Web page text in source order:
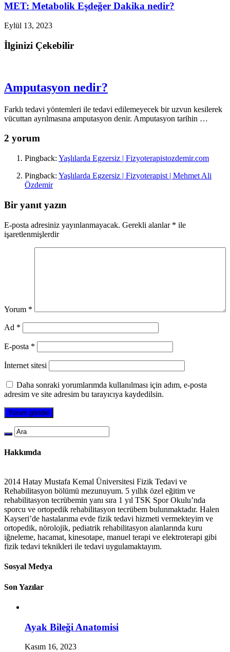
MET: Metabolik Eşdeğer Dakika nedir?
Eylül 13, 2023
İlginizi Çekebilir
Amputasyon nedir?
Farklı tedavi yöntemleri ile tedavi edilemeyecek bir uzvun kesilerek
vücuttan ayrılmasına amputasyon denir. Amputasyon tarihin …
2 yorum
Pingback: Yaşlılarda Egzersiz | Fizyoterapistozdemir.com
Pingback: Yaşlılarda Egzersiz | Fizyoterapist | Mehmet Ali
Özdemir
Bir yanıt yazın
E-posta adresiniz yayınlanmayacak. Gerekli alanlar * ile
işaretlenmişlerdir
Yorum *
Ad *
E-posta *
İnternet sitesi
Daha sonraki yorumlarımda kullanılması için adım, e-posta
adresim ve site adresim bu tarayıcıya kaydedilsin.
Hakkımda
2014 Hatay Mustafa Kemal Üniversitesi Fizik Tedavi ve
Rehabilitasyon bölümü mezunuyum. 5 yıllık özel eğitim ve
rehabilitasyon tecrübemin yanı sıra 1 yıl TSK Spor Okulu’nda
sporcu ve ortopedik rehabilitasyon tecrübem bulunmaktadır. Halen
Kayseri’de hastalarıma evde fizik tedavi hizmeti vermekteyim ve
ortopedik, nörolojik, pediatrik rehabilitasyon alanlarında kuru
iğneleme, hacamat, kinesotape, manuel terapi ve elektroterapi gibi
fizik tedavi teknikleri ile tedavi uygulamaktayım.
Sosyal Medya
Son Yazılar
Ayak Bileği Anatomisi
Kasım 16, 2023